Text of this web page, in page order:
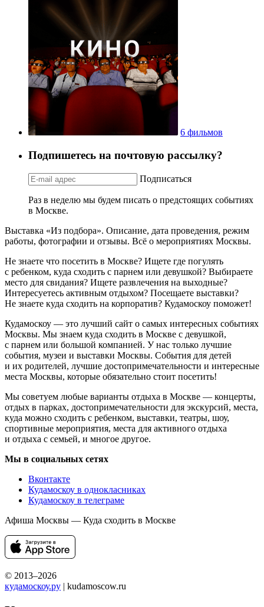
6 фильмов
Подпишетесь на почтовую рассылку?
Подписаться
Раз в неделю мы будем писать о предстоящих событиях
в Москве.
Выставка «Из подбора». Описание, дата проведения, режим
работы, фотографии и отзывы. Всё о мероприятиях Москвы.
Не знаете что посетить в Москве? Ищете где погулять
с ребенком, куда сходить с парнем или девушкой? Выбираете
место для свидания? Ищете развлечения на выходные?
Интересуетесь активным отдыхом? Посещаете выставки?
Не знаете куда сходить на корпоратив? Кудамоскоу поможет!
Кудамоскоу — это лучший сайт о самых интересных событиях
Москвы. Мы знаем куда сходить в Москве с девушкой,
с парнем или большой компанией. У нас только лучшие
события, музеи и выставки Москвы. События для детей
и их родителей, лучшие достопримечательности и интересные
места Москвы, которые обязательно стоит посетить!
Мы советуем любые варианты отдыха в Москве — концерты,
отдых в парках, достопримечательности для экскурсий, места,
куда можно сходить с ребенком, выставки, театры, шоу,
спортивные мероприятия, места для активного отдыха
и отдыха с семьей, и многое другое.
Мы в социальных сетях
Вконтакте
Кудамоскоу в однокласниках
Кудамоскоу в телеграме
Афиша Москвы — Куда сходить в Москве
© 2013–2026
кудамоскоу.ру | kudamoscow.ru